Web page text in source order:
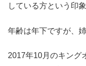
している方という印
年齢は年下ですが、
2017年10月のキング